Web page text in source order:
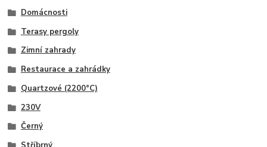
Domácnosti
Terasy pergoly
Zimní zahrady
Restaurace a zahrádky
Quartzové (2200°C)
230V
Černý